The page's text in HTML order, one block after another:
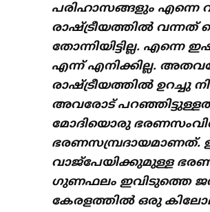
പരിഹാസങ്ങളും എന്നെ
രാഷ്ട്രീയത്തിൽ
തോന്നിയിട്ടില്ല.
എന്ന് എനിക്കില്ല.
രാഷ്ട്രീയത്തിൽ
അവരോട്
മോദിയൊരു
ഭരണസമ്പ്രദായമാണത്.
വാജ്പേയിക്കുമുള്ള
ഗുണഫലം ഇവിടുത്തെ
കേരളത്തിൽ ഒരു